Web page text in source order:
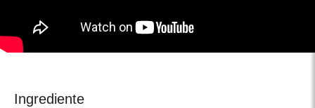
Ingrediente